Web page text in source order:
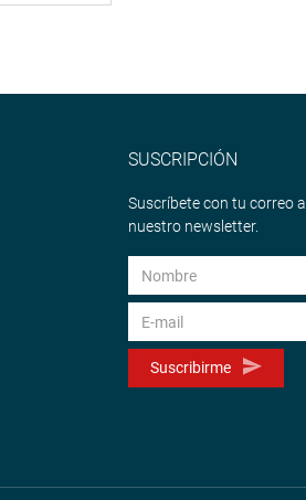
SUSCRIPCIÓN
Suscríbete con tu correo a
nuestro newsletter.
Suscribirme